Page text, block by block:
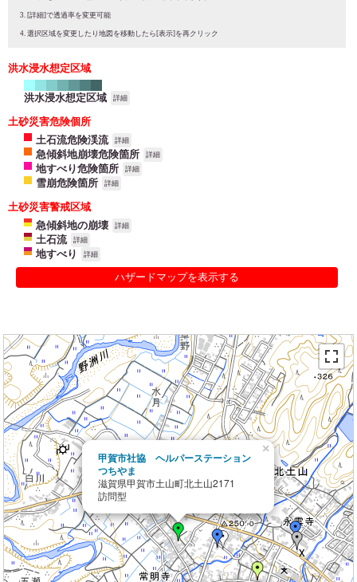
[詳細]で透過率を変更可能
選択区域を変更したり地図を移動したら[表示]を再クリック
洪水浸水想定区域
洪水浸水想定区域 詳細
土砂災害危険個所
土石流危険渓流
詳細
急傾斜地崩壊危険箇所 詳細
地すべり危険箇所 詳細
雪崩危険箇所 詳細
土砂災害警戒区域
急傾斜地の崩壊
詳細
土石流 詳細
地すべり 詳細
ハザードマップを表示する
甲賀市社協 ヘルパーステーション
つちやま
滋賀県甲賀市土山町北土山2171
訪問型
×